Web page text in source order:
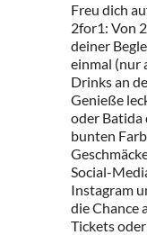
Freu dich
2for1: Von
deiner
einmal (nur
Drinks an
Genieße
oder Batida
bunten
Social-
Instagram
die Chance
Tickets